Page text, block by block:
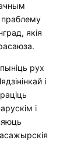
якія
рух
і
і